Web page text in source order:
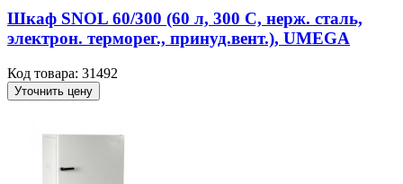
Шкаф SNOL 60/300 (60 л, 300 С, нерж. сталь,
электрон. терморег., принуд.вент.), UMEGA
Код товара: 31492
Уточнить цену